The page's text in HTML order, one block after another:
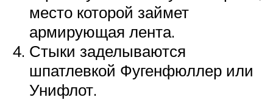
место которой займет
армирующая лента.
Стыки заделываются
шпатлевкой Фугенфюллер или
Унифлот.